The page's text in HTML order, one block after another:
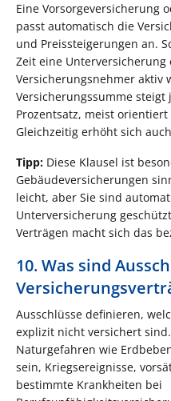
Eine Vorsorgeversicherung
passt automatisch die
und Preissteigerungen an.
Zeit eine
Versicherungsnehmer aktiv
Versicherungssumme
Prozentsatz, meist
Gleichzeitig erhöht sich
Tipp: Diese Klausel ist
Gebäudeversicherungen
leicht, aber Sie sind
Unterversicherung
Verträgen macht sich das
10. Was sind
Ausschlüsse definieren,
explizit nicht versichert
Naturgefahren wie
sein, Kriegsereignisse,
bestimmte Krankheiten bei